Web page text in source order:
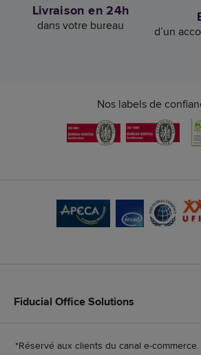
Livraison en 24h
dans votre bureau
d’un
Nos labels de
Fiducial Office Solutions
*Réservé aux clients du canal e-